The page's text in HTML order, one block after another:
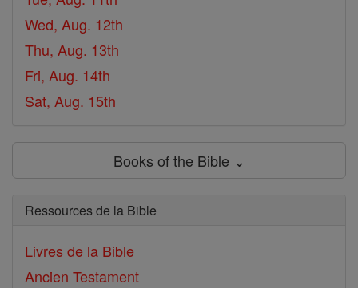
Wed, Aug. 12th
Thu, Aug. 13th
Fri, Aug. 14th
Sat, Aug. 15th
Books of the Bible ⌄
Ressources de la Bible
Livres de la Bible
Ancien Testament